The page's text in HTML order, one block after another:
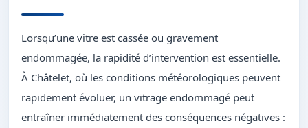
Lorsqu’une vitre est cassée ou gravement
endommagée, la rapidité d’intervention est essentielle.
À Châtelet, où les conditions météorologiques peuvent
rapidement évoluer, un vitrage endommagé peut
entraîner immédiatement des conséquences négatives :